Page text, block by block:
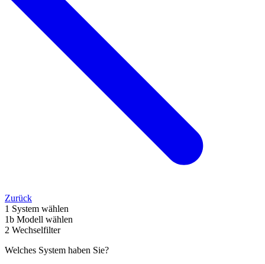
Zurück
1 System wählen
1b Modell wählen
2 Wechselfilter
Welches System haben Sie?